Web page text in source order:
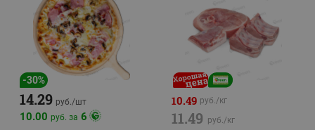
-30%
14.29 руб./шт
10.00 руб. за 6
10.49 руб./кг
11.49 руб./кг